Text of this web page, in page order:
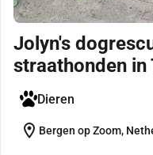
Jolyn's
straathonden in
Dieren
location_on Bergen op Zoom,